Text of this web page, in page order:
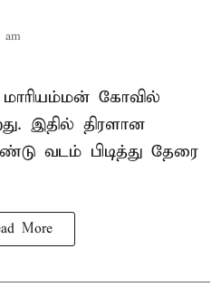
am
கோவில்
இதில் திரளான
வடம் பிடித்து தேரை
More